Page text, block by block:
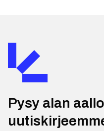
Pysy alan